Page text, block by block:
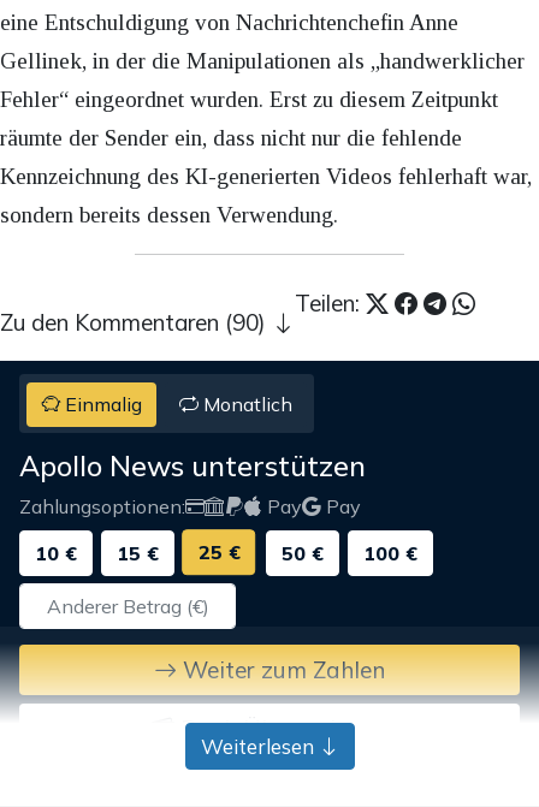
eine Entschuldigung von Nachrichtenchefin Anne
Gellinek, in der die Manipulationen als „handwerklicher
Fehler“ eingeordnet wurden. Erst zu diesem Zeitpunkt
räumte der Sender ein, dass nicht nur die fehlende
Kennzeichnung des KI-generierten Videos fehlerhaft war,
sondern bereits dessen Verwendung.
Teilen:
Zu den Kommentaren (90)
Einmalig Monatlich
Apollo News unterstützen
Zahlungsoptionen: Pay
Pay
10 €
15 € 25 € 50 € 100 €
Weiter zum Zahlen
Bank-Überweisung
Weiterlesen